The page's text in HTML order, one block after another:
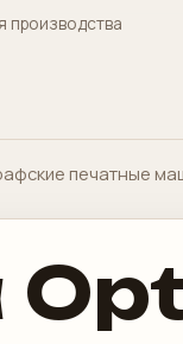
производства
печатные